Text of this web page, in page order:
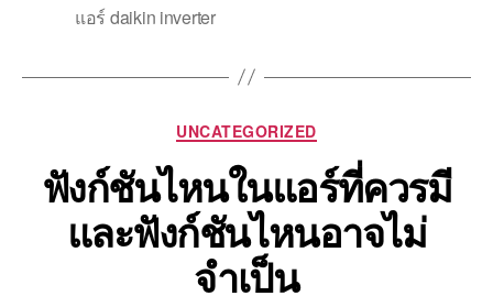
แอร์ daikin inverter
UNCATEGORIZED
ฟังก์ชันไหนในแอร์ที่ควรมี
และฟังก์ชันไหนอาจไม่
จำเป็น